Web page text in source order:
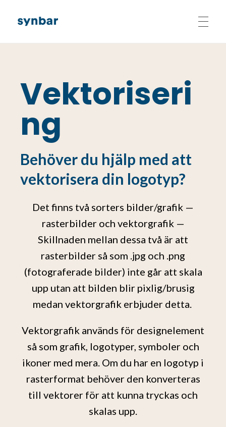
Frigolit
Bildekor
Fönsterdekor
Skyltar
Banners
Trycksaker
Vektorisering
OM SYNBAR
KUNDSUPPORT
Vektoriseri
ng
Behöver du hjälp med att
vektorisera din logotyp?
Det finns två sorters bilder/grafik —
rasterbilder och vektorgrafik —
Skillnaden mellan dessa två är att
rasterbilder så som .jpg och .png
(fotograferade bilder) inte går att skala
upp utan att bilden blir pixlig/brusig
medan vektorgrafik erbjuder detta.
Vektorgrafik används för designelement
så som grafik, logotyper, symboler och
ikoner med mera. Om du har en logotyp i
rasterformat behöver den konverteras
till vektorer för att kunna tryckas och
skalas upp.